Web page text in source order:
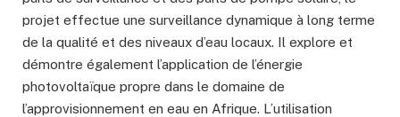
projet effectue une surveillance dynamique à long terme
de la qualité et des niveaux d’eau locaux. Il explore et
démontre également l’application de l’énergie
photovoltaïque propre dans le domaine de
l’approvisionnement en eau en Afrique. L’utilisation